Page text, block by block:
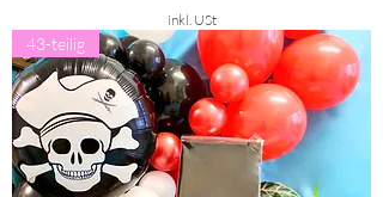
inkl. USt
43-teilig